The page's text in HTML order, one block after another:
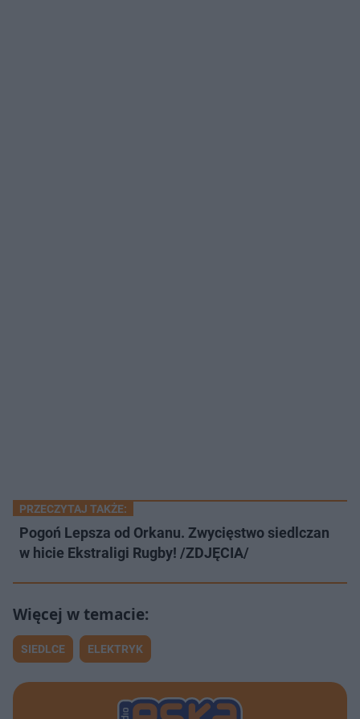
PRZECZYTAJ TAKŻE:
Pogoń Lepsza od Orkanu. Zwycięstwo siedlczan
w hicie Ekstraligi Rugby! /ZDJĘCIA/
SIEDLCE ELEKTRYK